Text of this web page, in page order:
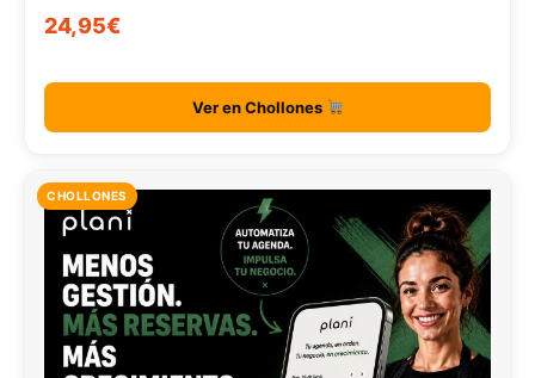
24,95€
Ver en Chollones
CHOLLONES